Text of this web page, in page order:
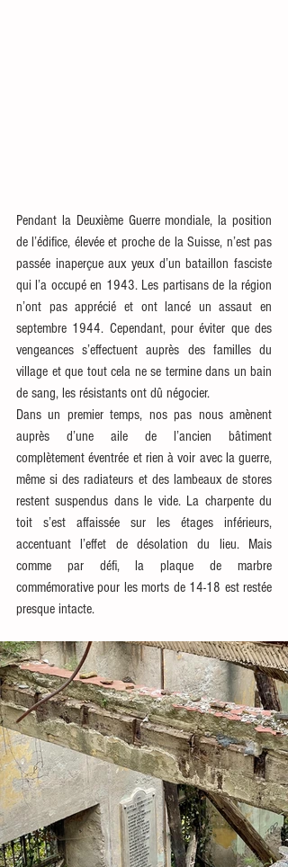
Pendant la Deuxième Guerre mondiale, la position
de l’édifice, élevée et proche de la Suisse, n’est pas
passée inaperçue aux yeux d’un bataillon fasciste
qui l’a occupé en 1943. Les partisans de la région
n’ont pas apprécié et ont lancé un assaut en
septembre 1944. Cependant, pour éviter que des
vengeances s’effectuent auprès des familles du
village et que tout cela ne se termine dans un bain
de sang, les résistants ont dû négocier.
Dans un premier temps, nos pas nous amènent
auprès d’une aile de l’ancien bâtiment
complètement éventrée et rien à voir avec la guerre,
même si des radiateurs et des lambeaux de stores
restent suspendus dans le vide. La charpente du
toit s’est affaissée sur les étages inférieurs,
accentuant l’effet de désolation du lieu. Mais
comme par défi, la plaque de marbre
commémorative pour les morts de 14-18 est restée
presque intacte.